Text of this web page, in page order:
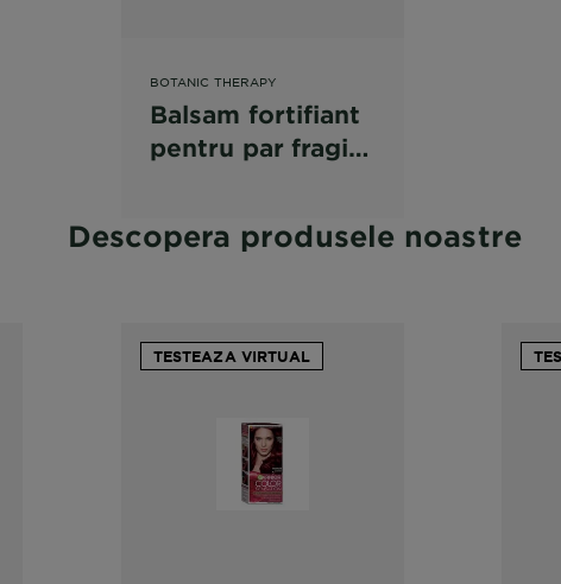
BOTANIC THERAPY
Balsam fortifiant
pentru par fragil
Botanic Therapy
Descopera produsele noastre
TESTEAZA VIRTUAL